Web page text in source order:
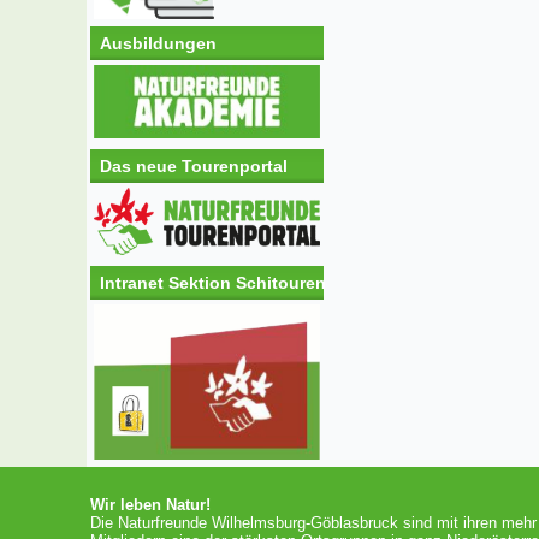
Ausbildungen
Das neue Tourenportal
Intranet Sektion Schitouren
Wir leben Natur!
Die Naturfreunde Wilhelmsburg-Göblasbruck sind mit ihren